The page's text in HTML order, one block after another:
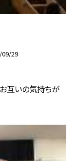
09/29
互いの気持ちが